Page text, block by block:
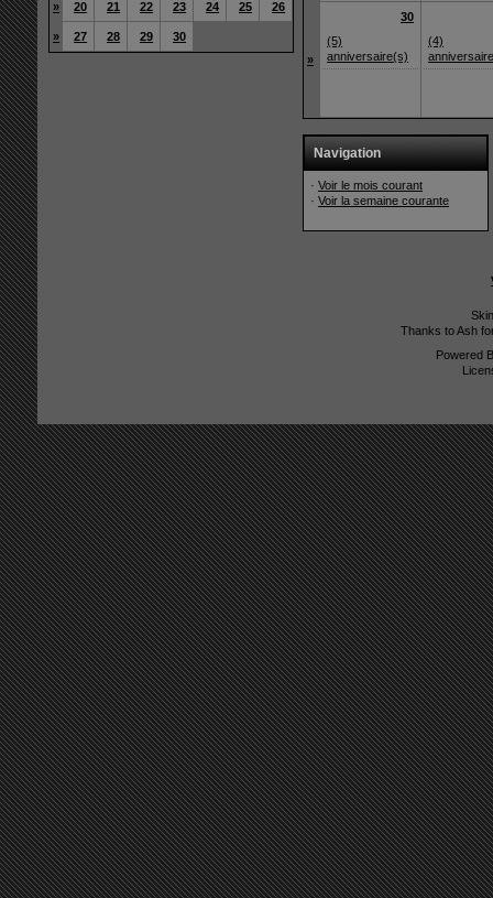
» 20 21 22 23 24 25 26
» 27 28 29 30
»
30
(5)
anniversaire(s)
(4)
Navigation
·Voir le mois courant
·Voir la semaine courante
Thanks to Ash
Powered